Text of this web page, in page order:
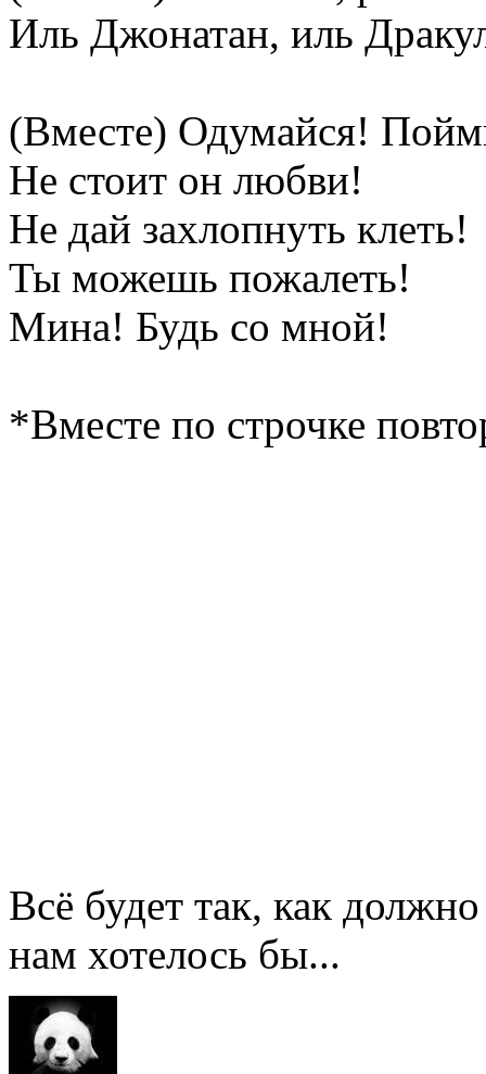
Иль Джонатан, иль
(Вместе) Одумайся!
Не стоит он любви!
Не дай захлопнуть клеть!
Ты можешь пожалеть!
Мина! Будь со мной!
*Вместе по строчке
Всё будет так, как
нам хотелось бы...